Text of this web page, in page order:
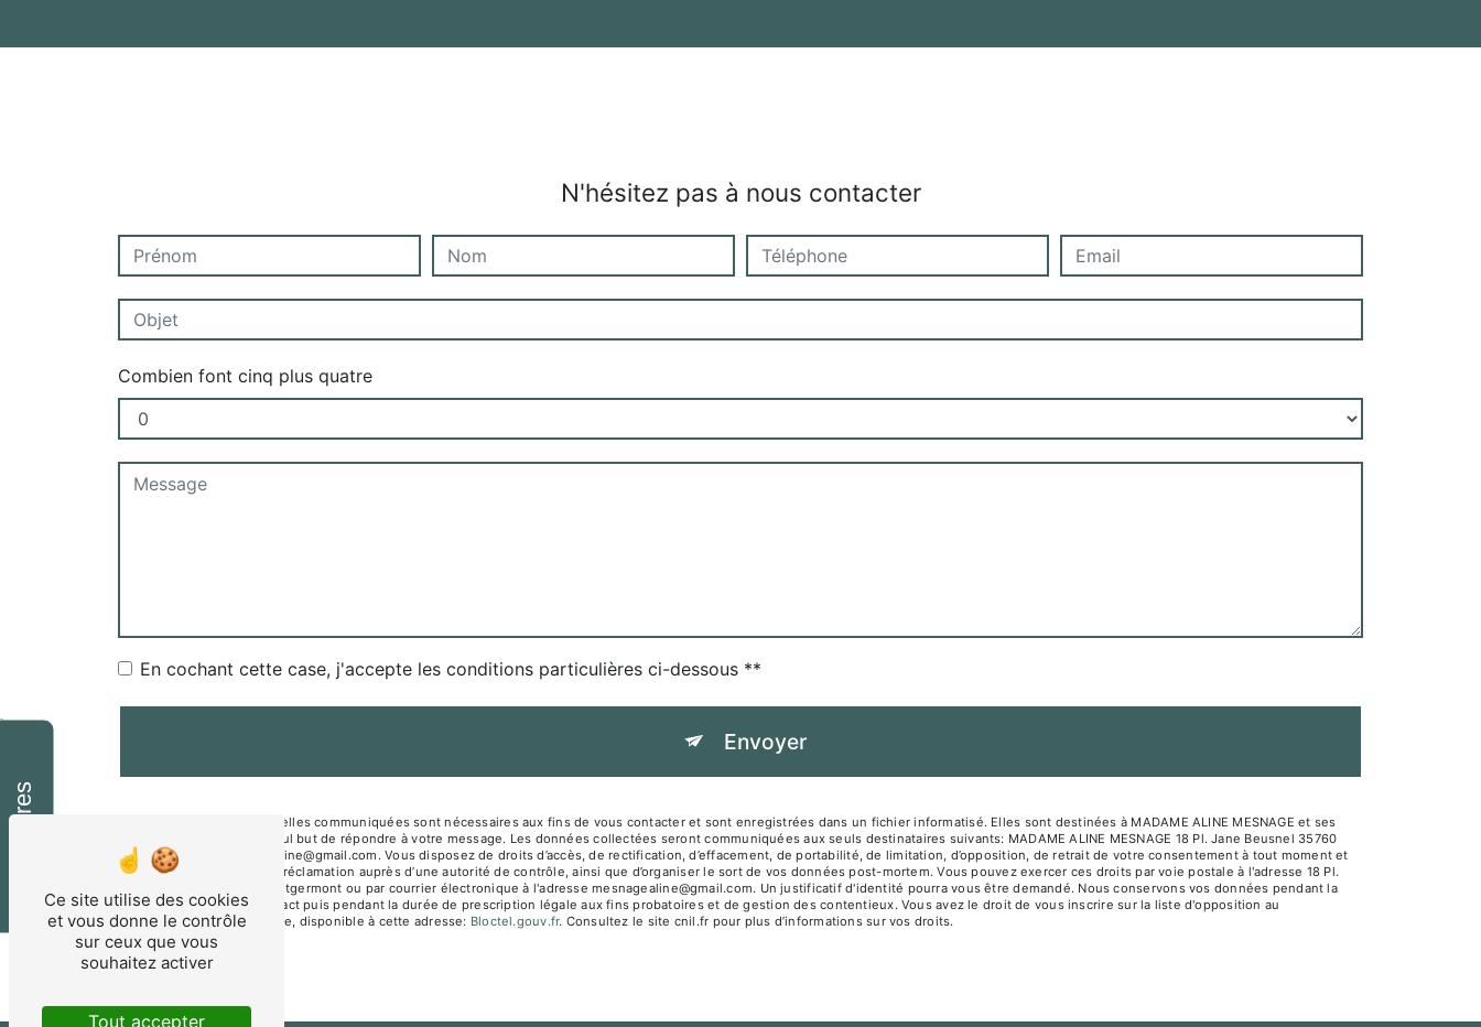
N'hésitez pas à nous contacter
Combien font cinq plus quatre
En cochant cette case, j'accepte les conditions particulières ci-dessous **
Envoyer
** Les données personnelles communiquées sont nécessaires aux fins de vous contacter et sont enregistrées dans un fichier informatisé. Elles sont destinées à MADAME ALINE MESNAGE et ses
sous-traitants dans le seul but de répondre à votre message. Les données collectées seront communiquées aux seuls destinataires suivants: MADAME ALINE MESNAGE 18 Pl. Jane Beusnel 35760
Montgermont mesnagealine@gmail.com. Vous disposez de droits d’accès, de rectification, d’effacement, de portabilité, de limitation, d’opposition, de retrait de votre consentement à tout moment et
du droit d’introduire une réclamation auprès d’une autorité de contrôle, ainsi que d’organiser le sort de vos données post-mortem. Vous pouvez exercer ces droits par voie postale à l'adresse 18 Pl.
Jane Beusnel 35760 Montgermont ou par courrier électronique à l'adresse mesnagealine@gmail.com. Un justificatif d'identité pourra vous être demandé. Nous conservons vos données pendant la
période de prise de contact puis pendant la durée de prescription légale aux fins probatoires et de gestion des contentieux. Vous avez le droit de vous inscrire sur la liste d'opposition au
démarchage téléphonique, disponible à cette adresse:
Bloctel.gouv.fr. Consultez le site cnil.fr pour plus d’informations sur vos droits.
Horaires
Ce site utilise des cookies
et vous donne le contrôle
sur ceux que vous
souhaitez activer
Tout accepter